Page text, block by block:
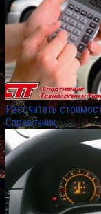
Рассчитать
Справочник